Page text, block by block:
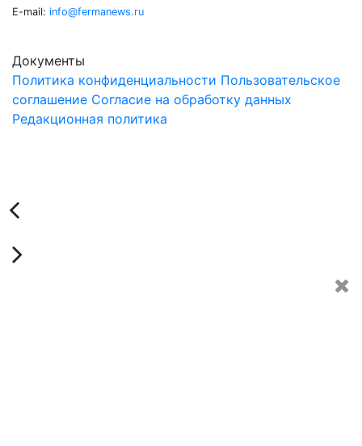
E-mail: info@fermanews.ru
Документы
Политика конфиденциальности Пользовательское
соглашение Согласие на обработку данных
Редакционная политика